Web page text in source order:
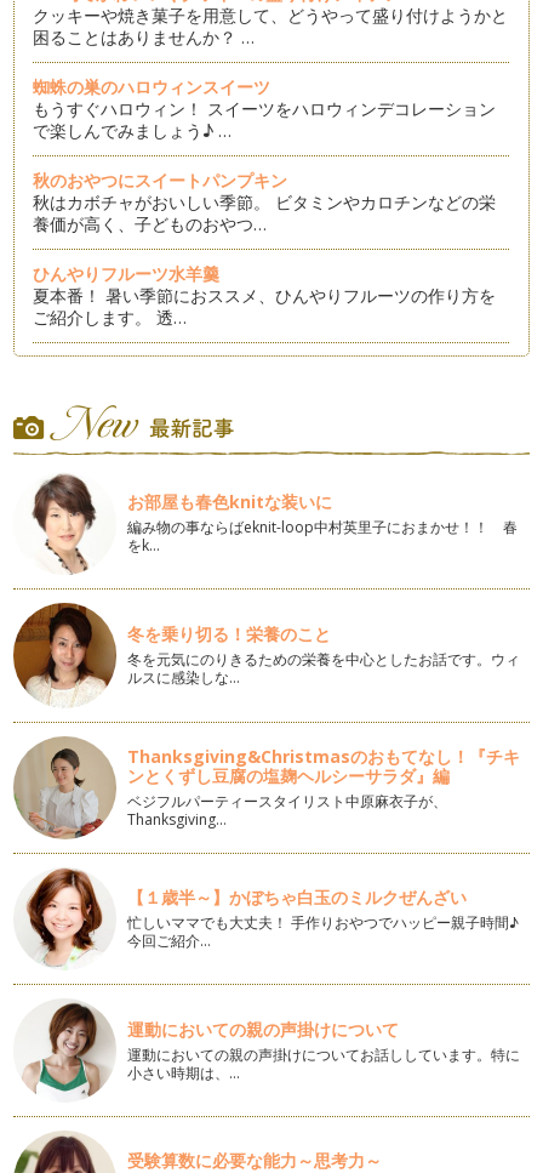
クッキーや焼き菓子を用意して、どうやって盛り付けようかと
困ることはありませんか？ …
蜘蛛の巣のハロウィンスイーツ
もうすぐハロウィン！ スイーツをハロウィンデコレーション
で楽しんでみましょう♪ …
秋のおやつにスイートパンプキン
秋はカボチャがおいしい季節。 ビタミンやカロチンなどの栄
養価が高く、子どものおやつ…
ひんやりフルーツ水羊羹
夏本番！ 暑い季節におススメ、ひんやりフルーツの作り方を
ご紹介します。 透…
はりんごをコンポートにして…
冷んやりつるるん！抹茶スイーツ
湿気も高くジメジメとした季節。 ヒンヤリさっぱりな抹茶ス
イーツはいかがですか？ …
簡単かわいい！くまさんのかぼちゃババロア
カボチャと言ったら秋のイメージですが、実は夏野菜で夏が
収穫時期。 …
父の日に！紙コップで作るギフトボックス
6月と言えば父の日！ 今日は、父の日におススメ！紙コップで
作るギフトボックスをご紹…
ラテ風いちごババロア
新緑がまぶしい季節！ イチゴの季節も終盤になってきました
ね。 暖かくなるとイチゴも…
子どもと楽しく！白玉団子でこいのぼり
4月も後半、GWも間もなくですね。 5月5日は子どもの日！ 今
日は、子ども…
レンチンで簡単チーズムース
レンチンで簡単にできる、チーズムースの作り方をご紹介しま
す。 イチゴの美味しい季節…
白玉団子でイースターエッグ
日本でも春の行事として人気のイースター。 年々、イースタ
ーを楽しむ人も増えていて、…
子どもが喜ぶ！イースターバニーのマドレーヌ
春の訪れを告げるイースター。 ここ数年で、デコレーション
も多く見かけるようになりま…
お部屋も春色knitな装いに
編み物の事ならばeknit-loop中村英里子におまかせ！！ 春
をk…
冬を乗り切る！栄養のこと
冬を元気にのりきるための栄養を中心としたお話です。ウィ
ルスに感染しな…
Thanksgiving&Christmasのおもてなし！『チキ
ンとくずし豆腐の塩麹ヘルシーサラダ』編
ベジフルパーティースタイリスト中原麻衣子が、
Thanksgiving…
【１歳半～】かぼちゃ白玉のミルクぜんざい
忙しいママでも大丈夫！ 手作りおやつでハッピー親子時間♪
今回ご紹介…
運動においての親の声掛けについて
運動においての親の声掛けについてお話ししています。特に
小さい時期は、…
受験算数に必要な能力～思考力～